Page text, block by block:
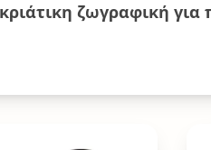
ζωγραφική για